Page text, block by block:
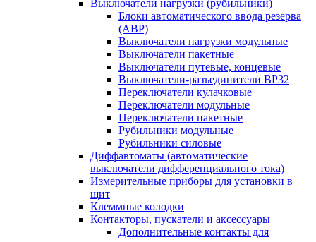
Выключатели нагрузки (рубильники)
Блоки автоматического ввода резерва
(АВР)
Выключатели нагрузки модульные
Выключатели пакетные
Выключатели путевые, концевые
Выключатели-разъединители ВР32
Переключатели кулачковые
Переключатели модульные
Переключатели пакетные
Рубильники модульные
Рубильники силовые
Диффавтоматы (автоматические
выключатели дифференциального тока)
Измерительные приборы для установки в
щит
Клеммные колодки
Контакторы, пускатели и аксессуары
Дополнительные контакты для